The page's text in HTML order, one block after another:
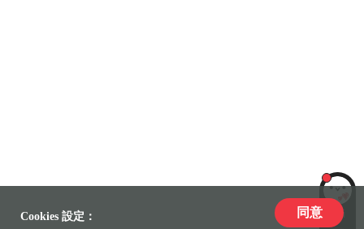
LiLi
Cookies 設定： 同意